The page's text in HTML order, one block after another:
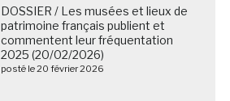
DOSSIER / Les musées et lieux de
patrimoine français publient et
commentent leur fréquentation
2025 (20/02/2026)
posté le 20 février 2026